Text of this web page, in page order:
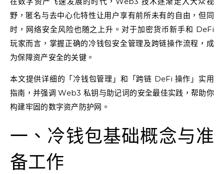
野，匿名与去中心化特性让用户享有前所未有的自由，但同
时，网络安全风险也随之上升。对于加密货币新手和 DeFi
玩家而言，掌握正确的冷钱包安全管理及跨链操作流程，成
为保障资产安全的关键。
本文提供详细的「冷钱包管理」和「跨链 DeFi 操作」实用
指南，并强调 Web3 私钥与助记词的安全最佳实践，帮助你
构建牢固的数字资产防护网。
一、冷钱包基础概念与准
备工作